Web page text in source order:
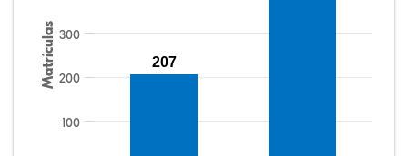
Matrículas
100
200
300
207